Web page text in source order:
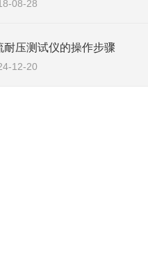
08-28
耐压测试仪的操作步骤
12-20